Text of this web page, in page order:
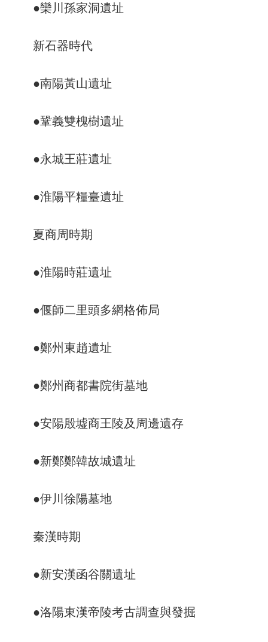
●欒川孫家洞遺址
新石器時代
●南陽黃山遺址
●鞏義雙槐樹遺址
●永城王莊遺址
●淮陽平糧臺遺址
夏商周時期
●淮陽時莊遺址
●偃師二里頭多網格佈局
●鄭州東趙遺址
●鄭州商都書院街墓地
●安陽殷墟商王陵及周邊遺存
●新鄭鄭韓故城遺址
●伊川徐陽墓地
秦漢時期
●新安漢函谷關遺址
●洛陽東漢帝陵考古調查與發掘